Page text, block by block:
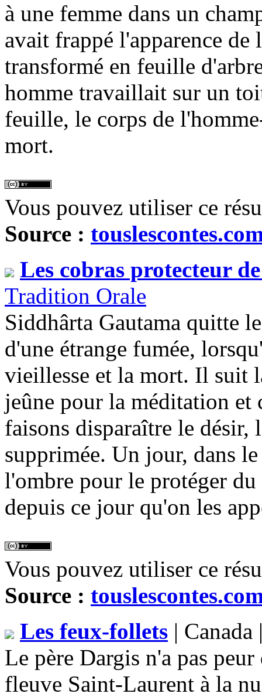
à une femme dans un
avait frappé l'apparence
transformé en feuille
homme travaillait sur un
feuille, le corps de
mort.
Vous pouvez utiliser ce
Source :
Les cobras protecteur
Tradition Orale
Siddhârta Gautama quitte
d'une étrange fumée,
vieillesse et la mort. Il suit
jeûne pour la méditation et
faisons disparaître le désir,
supprimée. Un jour, dans
l'ombre pour le protéger
depuis ce jour qu'on les
Vous pouvez utiliser ce
Source :
Les feux-follets |
Le père Dargis n'a pas
fleuve Saint-Laurent à la